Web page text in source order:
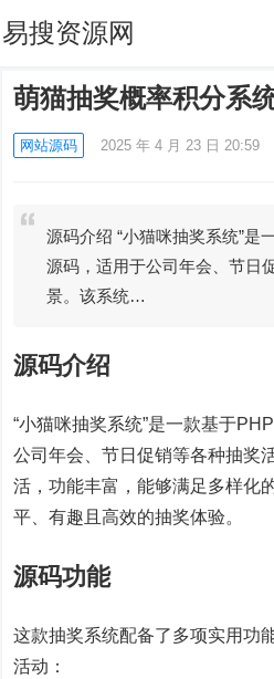
易搜资源网
萌猫抽奖概率积分系
网站源码 2025 年 4 月 23 日 20:59
源码介绍 “小猫咪抽奖系统”是
源码，适用于公司年会、节日
景。该系统…
源码介绍
“小猫咪抽奖系统”是一款基于
公司年会、节日促销等各种抽奖
活，功能丰富，能够满足多样化
平、有趣且高效的抽奖体验。
源码功能
这款抽奖系统配备了多项实用功
活动：